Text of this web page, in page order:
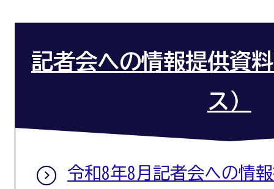
記者会への情報提供資
ス）
令和8年8月記者会への情